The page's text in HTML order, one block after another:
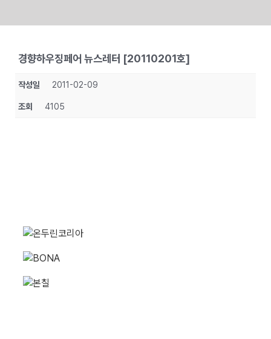
content경향하우징페어 뉴스레터 [20110201호]
작성일 2011-02-09
조회 4105